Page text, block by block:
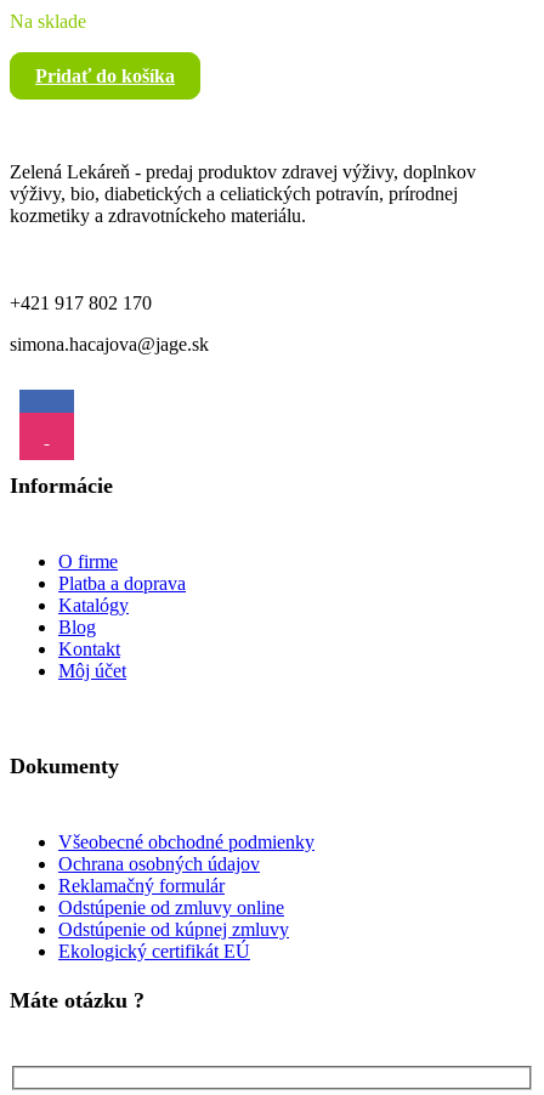
Na sklade
Pridať do košíka
Zelená Lekáreň - predaj produktov zdravej výživy, doplnkov
výživy, bio, diabetických a celiatických potravín, prírodnej
kozmetiky a zdravotníckeho materiálu.
+421 917 802 170
simona.hacajova@jage.sk
Informácie
O firme
Platba a doprava
Katalógy
Blog
Kontakt
Môj účet
Dokumenty
Všeobecné obchodné podmienky
Ochrana osobných údajov
Reklamačný formulár
Odstúpenie od zmluvy online
Odstúpenie od kúpnej zmluvy
Ekologický certifikát EÚ
Máte otázku ?